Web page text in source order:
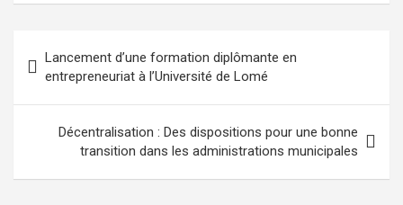
de
l’article
Lancement d’une formation diplômante en
entrepreneuriat à l’Université de Lomé
Décentralisation : Des dispositions pour une bonne
transition dans les administrations municipales